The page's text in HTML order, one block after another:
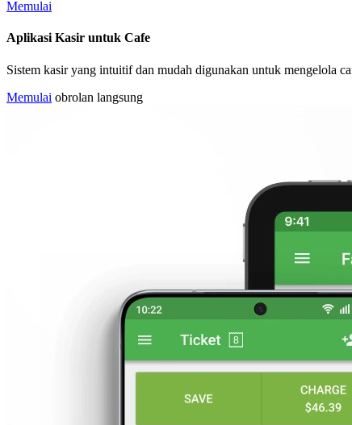
Memulai
Aplikasi Kasir untuk Cafe
Sistem kasir yang intuitif dan mudah digunakan untuk mengelola
Memulai obrolan langsung